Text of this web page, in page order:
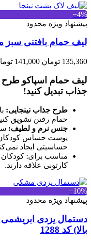
‎−4%
پیشنهاد ویژه محدود
لیف حمام بافتنی سبز
135,360 تومان 141,000 تومان
لیف حمام اسپاکو طرح
جذاب تبدیل کنید!
طرح جذاب نینجایی:
حمام رفتن تشویق
جنس نرم و لطیف:
پوست حساس کودکان
حساسیتی ایجاد
مناسب برای:
کارتونی علاقه دارند.
‎−10%
پیشنهاد ویژه محدود
بالا) کد 1288